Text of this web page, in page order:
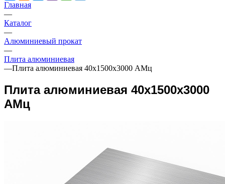
Главная
—
Каталог
—
Алюминиевый прокат
—
Плита алюминиевая
—Плита алюминиевая 40х1500х3000 АМц
Плита алюминиевая 40х1500х3000
АМц